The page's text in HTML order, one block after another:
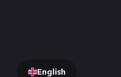
English